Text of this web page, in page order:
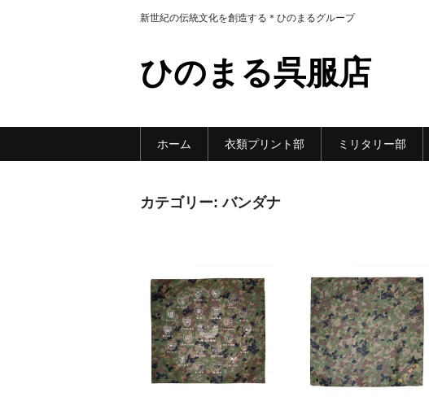
新世紀の伝統文化を創造する＊ひのまるグループ
ひのまる呉服店
ホーム 衣類プリント部 ミリタリー部
カテゴリー:バンダナ